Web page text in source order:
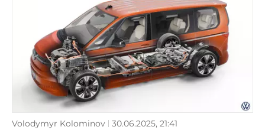
Volodymyr Kolominov 30.06.2025, 21:41